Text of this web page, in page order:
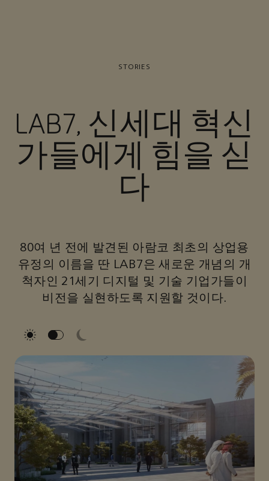
STORIES
LAB7, 신세대 혁신
가들에게 힘을 싣
다
80여 년 전에 발견된 아람코 최초의 상업용
유정의 이름을 딴 LAB7은 새로운 개념의 개
척자인 21세기 디지털 및 기술 기업가들이
비전을 실현하도록 지원할 것이다.